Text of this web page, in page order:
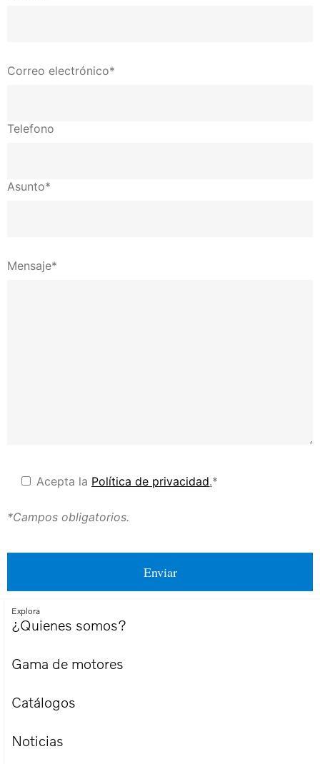
Correo electrónico*
Telefono
Asunto*
Mensaje*
Acepta la Política de privacidad.*
*Campos obligatorios.
Explora
¿Quienes somos?
Gama de motores
Catálogos
Noticias